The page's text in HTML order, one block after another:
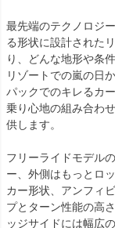
最先端のテクノロジ
る形状に設計された
り、どんな地形や条
リゾートでの嵐の日
パックでのキレるカ
乗り心地の組み合わ
供します。
フリーライドモデル
ー、外側はもっとロ
カー形状、アンフィ
プとターン性能の高
ッジサイドには幅広